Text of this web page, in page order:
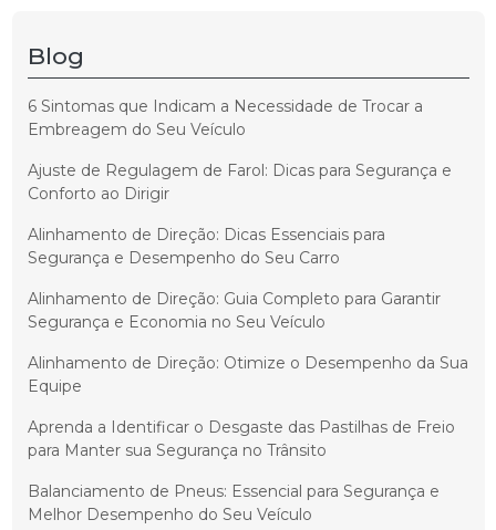
Blog
6 Sintomas que Indicam a Necessidade de Trocar a
Embreagem do Seu Veículo
Ajuste de Regulagem de Farol: Dicas para Segurança e
Conforto ao Dirigir
Alinhamento de Direção: Dicas Essenciais para
Segurança e Desempenho do Seu Carro
Alinhamento de Direção: Guia Completo para Garantir
Segurança e Economia no Seu Veículo
Alinhamento de Direção: Otimize o Desempenho da Sua
Equipe
Aprenda a Identificar o Desgaste das Pastilhas de Freio
para Manter sua Segurança no Trânsito
Balanciamento de Pneus: Essencial para Segurança e
Melhor Desempenho do Seu Veículo